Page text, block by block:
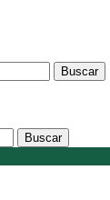
Buscar
Buscar